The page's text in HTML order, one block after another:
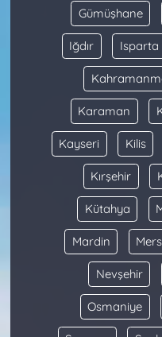
Gümüşhane
Iğdır Isparta
Karaman
Kayseri Kilis
Kırşehir
Kütahya
Mardin
Nevşehir
Osmaniye